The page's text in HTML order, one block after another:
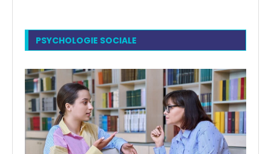
PSYCHOLOGIE SOCIALE